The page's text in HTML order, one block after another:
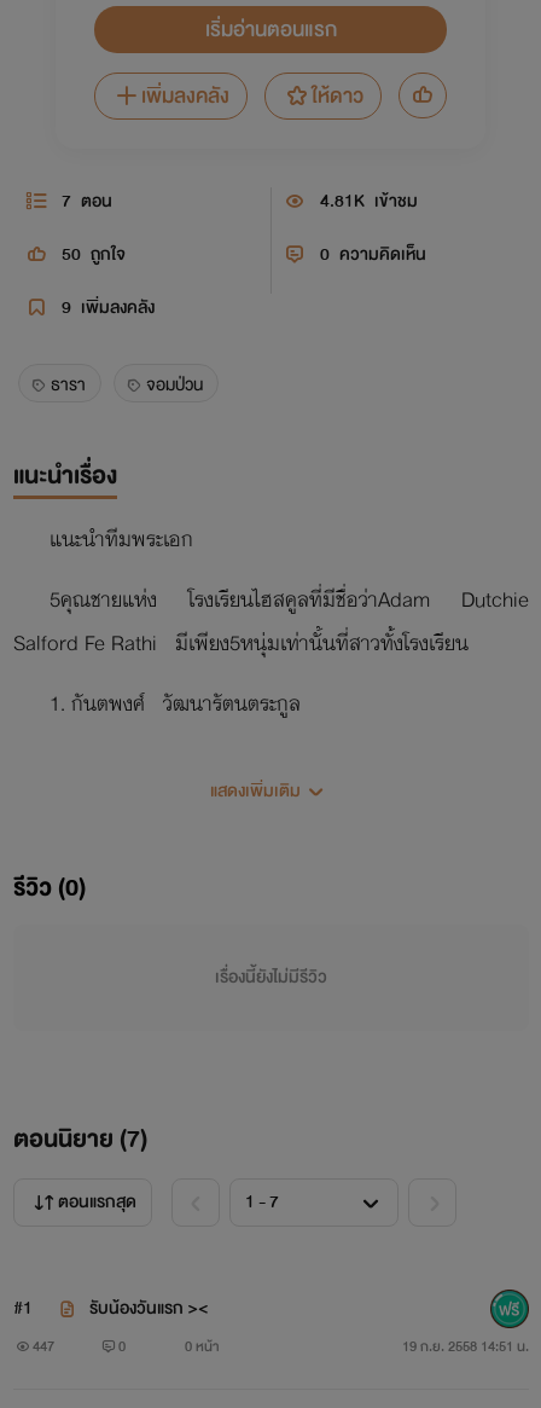
เริ่มอ่านตอนแรก
เพิ่มลงคลัง
ให้ดาว
7 ตอน 4.81K เข้าชม
50 ถูกใจ 0 ความคิดเห็น
9 เพิ่มลงคลัง
ธารา จอมป่วน
แนะนำเรื่อง
แนะนำทีมพระเอก
5คุณชายแห่ง โรงเรียนไฮสคูลที่มีชื่อว่าAdam Dutchie
Salford Fe Rathi มีเพียง5หนุ่มเท่านั้นที่สาวทั้งโรงเรียน
1. กันตพงศ์ วัฒนารัตนตระกูล
แสดงเพิ่มเติม
รีวิว (0)
เรื่องนี้ยังไม่มีรีวิว
ตอนนิยาย (7)
ตอนแรกสุด
#1 รับน้องวันแรก ><
447 0 0 หน้า 19 ก.ย. 2558 14:51 น.